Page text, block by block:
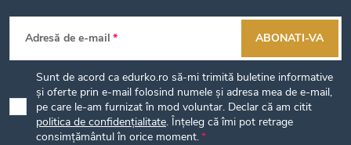
S
u
b
Adresă de e-mail
Sunt de acord ca edurko.ro să-mi trimită buletine informative
și oferte prin e-mail folosind numele și adresa mea de e-mail,
pe care le-am furnizat în mod voluntar. Declar că am citit
politica de confidențialitate. Înțeleg că îmi pot retrage
consimțământul în orice moment.
ABONATI-VA